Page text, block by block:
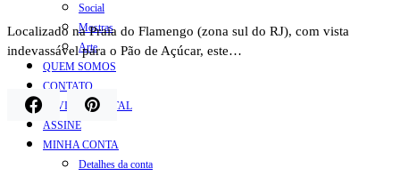
Social
Mostras
Arte
QUEM SOMOS
CONTATO
REVISTA DIGITAL
ASSINE
MINHA CONTA
Detalhes da conta
Localizado na Praia do Flamengo (zona sul do RJ), com vista
indevassável para o Pão de Açúcar, este…